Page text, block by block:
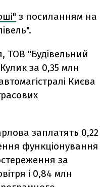
з посиланням на
ТОВ "Будівельний
за 0,35 млн
Києва
заплатять 0,22
функціонування
за
і 0,84 млн